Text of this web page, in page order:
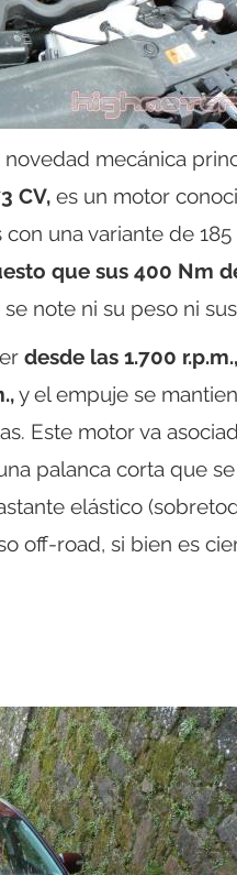
mecánica
CV, es un motor
una variante de
que sus 400 Nm
note ni su peso ni
desde las 1.700
y el empuje se
Este motor va
palanca corta que
elástico
off-road, si bien es